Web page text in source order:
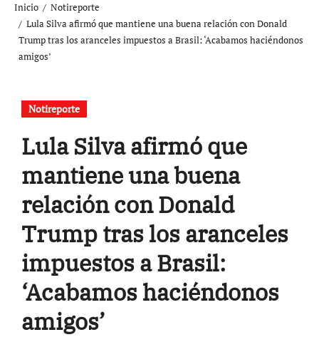
Inicio
Notireporte
Lula Silva afirmó que mantiene una buena relación con Donald
Trump tras los aranceles impuestos a Brasil: ‘Acabamos haciéndonos
amigos’
Notireporte
Lula Silva afirmó que
mantiene una buena
relación con Donald
Trump tras los aranceles
impuestos a Brasil:
‘Acabamos haciéndonos
amigos’